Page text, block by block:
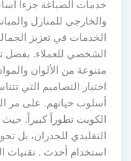
خدمات الصباغة جزءاً
والخارجي للمنازل
الخدمات في تعزيز
الشخصي للعملاء. بفضل
متنوعة من الألوان
اختيار التصاميم التي
أسلوب حياتهم. على مر
الكويت تطوراً كبيراً.
التقليدي للجدران، بل
استخدام أحدث . تقنيات